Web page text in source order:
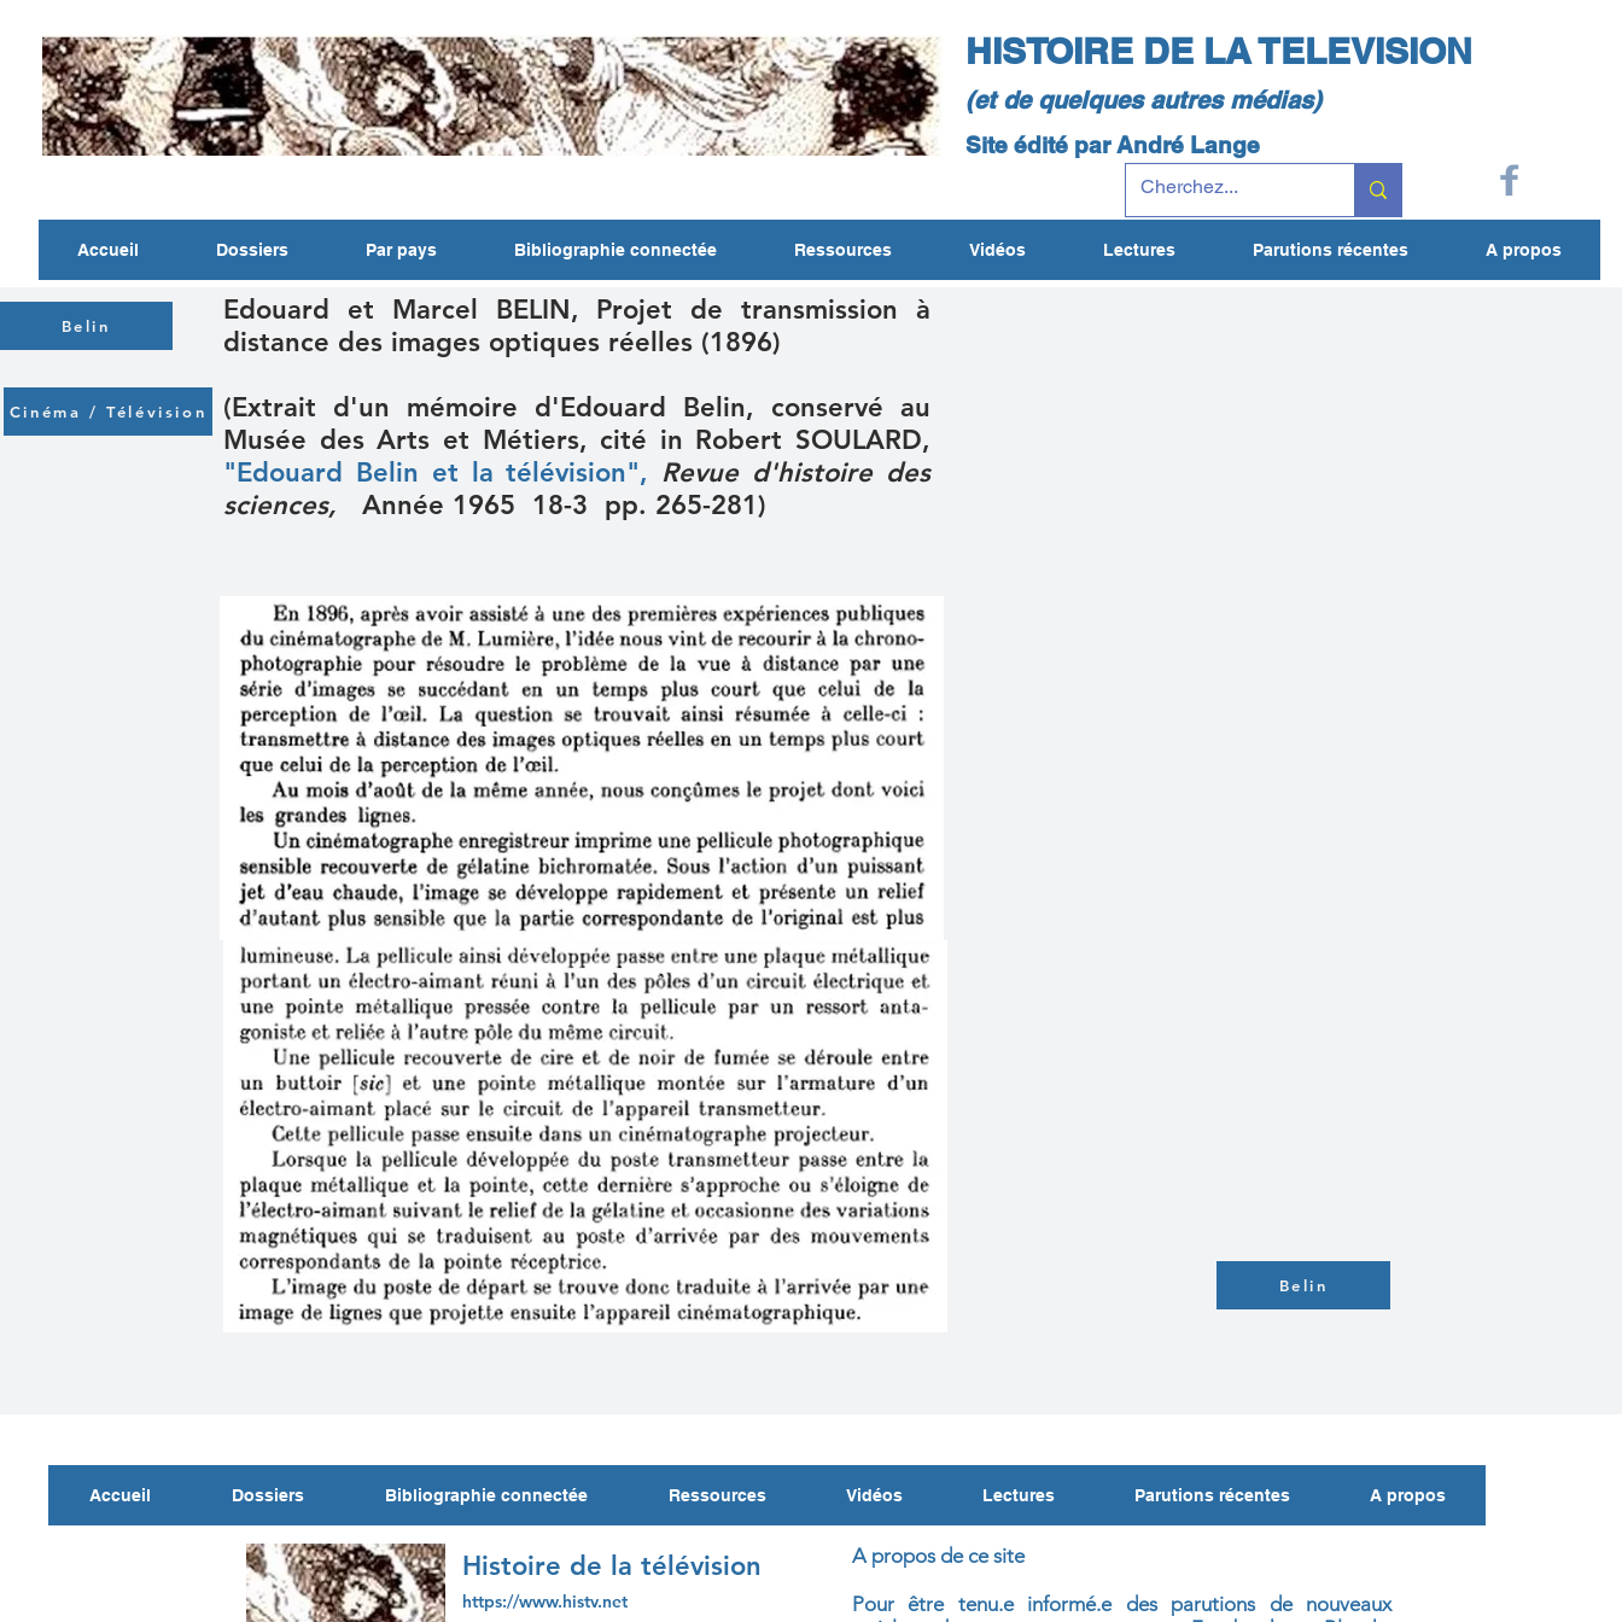
HISTOIRE DE LA TELEVISION
(et de quelques autres médias)
Site édité par André Lange
Accueil Dossiers Par pays Bibliographie connectée Ressources Vidéos Lectures Parutions récentes A propos
Belin
Cinéma / Télévision
Edouard et Marcel BELIN, Projet de transmission à
distance des images optiques réelles (1896)
(Extrait d'un mémoire d'Edouard Belin, conservé au
Musée des Arts et Métiers, cité in Robert SOULARD,
"Edouard Belin et la télévision", Revue d'histoire des
sciences,
Année 1965 18-3 pp. 265-281)
Belin
Accueil Dossiers Bibliographie connectée Ressources Vidéos Lectures Parutions récentes A propos
Histoire de la télévision
https://www.histv.net
A propos de ce site
Pour être tenu.e informé.e des parutions de nouveaux